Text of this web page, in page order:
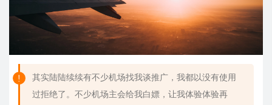
其实陆陆续续有不少机场找我谈推广，我都以没有使用
过拒绝了。不少机场主会给我白嫖，让我体验体验再